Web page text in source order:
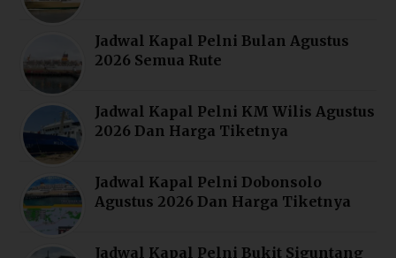
Jadwal Kapal Pelni Bulan Agustus
2026 Semua Rute
Jadwal Kapal Pelni KM Wilis Agustus
2026 Dan Harga Tiketnya
Jadwal Kapal Pelni Dobonsolo
Agustus 2026 Dan Harga Tiketnya
Jadwal Kapal Pelni Bukit Siguntang